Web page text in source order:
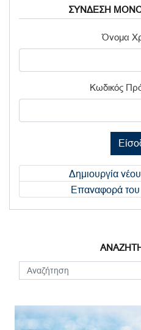
ΣΥΝΔΕΣΗ
Όνομα
Κωδικός
Δημιουργία
Επαναφορά